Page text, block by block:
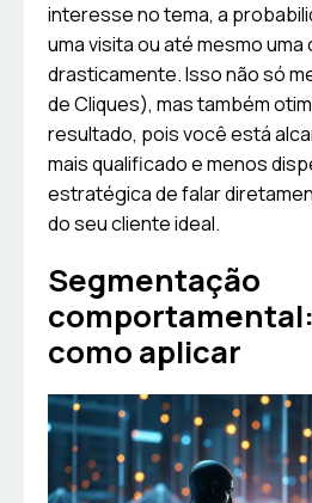
interesse no tema, a
uma visita ou até mesmo
drasticamente. Isso não só
de Cliques), mas também
resultado, pois você está
mais qualificado e menos
estratégica de falar
do seu cliente ideal.
Segmentação
como aplicar